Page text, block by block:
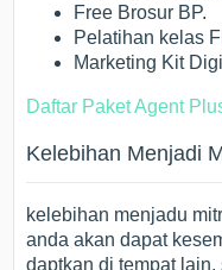
Free Brosur BP.
Pelatihan kelas
Marketing Kit
Daftar Paket Agent
Kelebihan Menjadi
kelebihan menjadu
anda akan dapat
daptkan di tempat